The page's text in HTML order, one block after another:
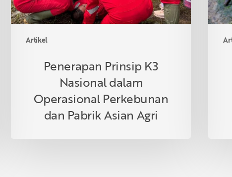
Artikel
Pabrik
Asian
Penerapan Prinsip K3
Nasional dalam
Operasional Perkebunan
dan Pabrik Asian Agri
risks